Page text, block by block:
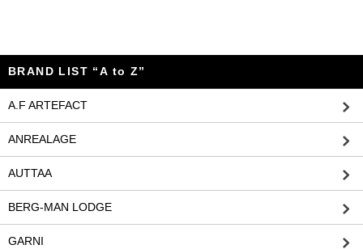
BRAND LIST “A to Z”
A.F ARTEFACT
ANREALAGE
AUTTAA
BERG-MAN LODGE
GARNI